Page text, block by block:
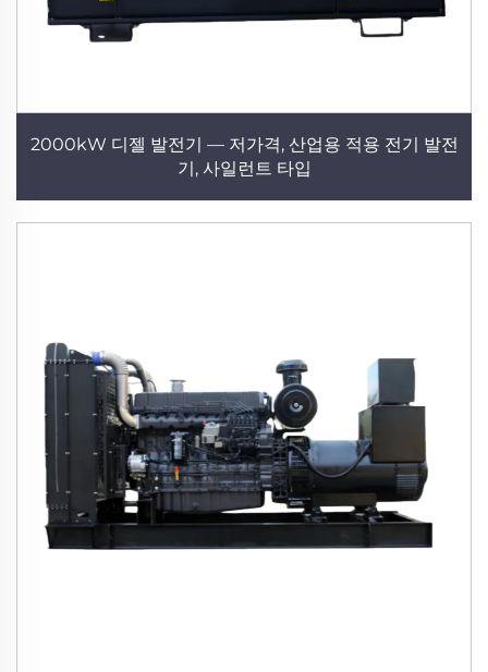
2000kW 디젤 발전기 — 저가격, 산업용 적용 전기 발전
기, 사일런트 타입